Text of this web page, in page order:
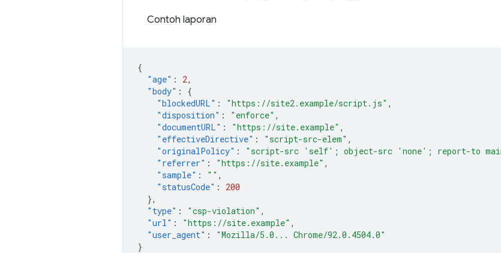
Contoh laporan
{
"age" : 2,
"body" :
{
"blockedURL" : "https://site2.example/script.js" ,
"disposition" : "enforce" ,
"documentURL" : "https://site.example" ,
"effectiveDirective" : "script-src-elem" ,
"originalPolicy" : "script-src 'self'; object-src 'none'; report-to
"referrer" : "https://site.example" ,
"sample" : "" ,
"statusCode" :
200
},
"type" : "csp-violation" ,
"url" : "https://site.example" ,
"user_agent" :
"Mozilla/5.0... Chrome/92.0.4504.0"
}